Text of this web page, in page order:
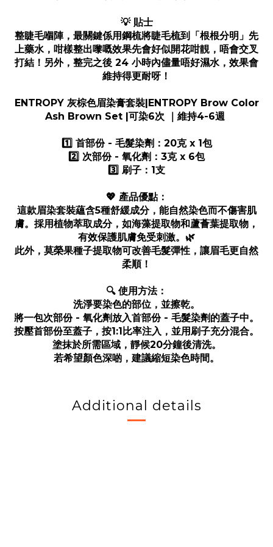
💡 貼士
整睫毛嗰陣，最關鍵係用鋼梳將睫毛梳到「根根分明」先
上藥水，咁樣整出嚟嘅效果先會好似開花咁靚，唔會交叉
打結！另外，整完之後 24 小時內儘量唔好濕水，效果會
維持得更耐呀！
ENTROPY 灰棕色眉染膏套裝|ENTROPY Brow Color
Ash Brown Set |可染6次 ｜維持4-6週
1️⃣ 首部份 - 毛髮染劑：20克 x 1包
2️⃣ 次部份 - 氧化劑：3克 x 6包
3️⃣ 刷子：1支
💖 產品優點：
這款眉染套裝蘊含5種舒緩成分，能自然染色而不傷害肌
膚。採用植物萃取成分，如海藻提取物和蘆薈葉提取物，
有效保護肌膚免受刺激。🌿
此外，莫榮果種子提取物可改善毛髮彈性，讓眉毛更自然
柔順！
🔍 使用方法：
洗淨要染色的部位，並擦乾。
將一包次部份 - 氧化劑放入首部份 - 毛髮染劑的蓋子中。
按壓首部份至蓋子，按1:1比率注入，並用刷子充分混合。
塗抹於所需區域，靜候20分鐘後清洗。
若希望顏色深啲，建議縮短染色時間。
Additional details